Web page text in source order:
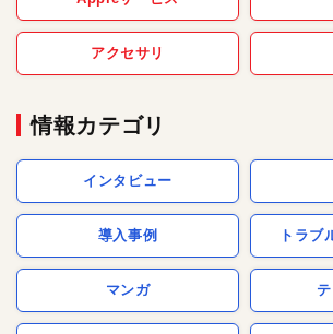
アクセサリ
情報カテゴリ
インタビュー
導入事例 トラブ
マンガ